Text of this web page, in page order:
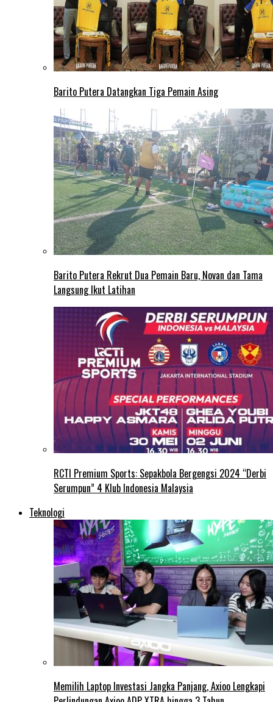
Barito Putera Datangkan Tiga Pemain Asing
Barito Putera Rekrut Dua Pemain Baru, Novan dan Tama
Langsung Ikut Latihan
RCTI Premium Sports: Sepakbola Bergengsi 2024 “Derbi
Serumpun” 4 Klub Indonesia Malaysia
Teknologi
Memilih Laptop Investasi Jangka Panjang, Axioo Lengkapi